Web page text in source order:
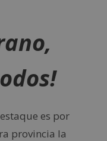
es por
provincia la